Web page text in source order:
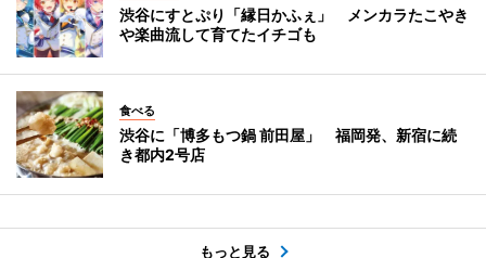
渋谷にすとぷり「縁日かふぇ」 メンカラたこやき
や楽曲流して育てたイチゴも
食べる
渋谷に「博多もつ鍋 前田屋」 福岡発、新宿に続
き都内2号店
もっと見る